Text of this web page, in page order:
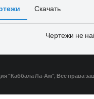
Скачать
Чертежи не
"Каббала Ла-Ам", Все права